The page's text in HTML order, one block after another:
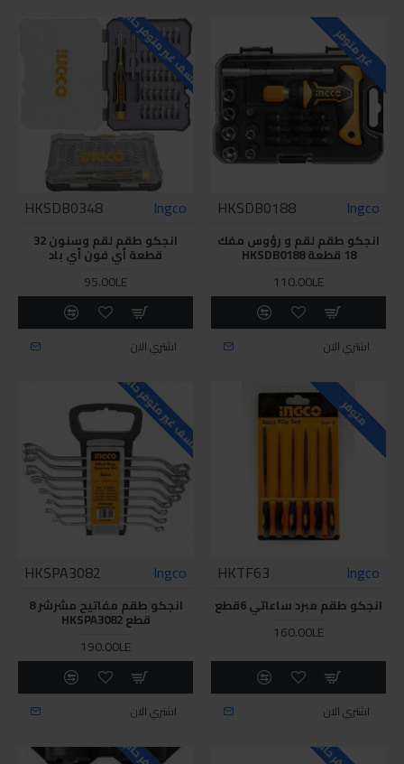
غير متوفر
Ingco
HKSDB0188
انجكو طقم لقم و رؤوس مفك
18 قطعة HKSDB0188
110.00LE
اشتري الان
للاسف غير متوفر حاليا
Ingco
HKSDB0348
انجكو طقم لقم وسنون 32
قطعة أي فون أي باد
95.00LE
اشتري الان
متوفر
Ingco
HKTF63
انجكو طقم مبرد ساعاتي 6قطع
160.00LE
اشتري الان
للاسف غير متوفر حاليا
Ingco
HKSPA3082
انجكو طقم مفاتيح مشرشر 8
قطع HKSPA3082
190.00LE
اشتري الان